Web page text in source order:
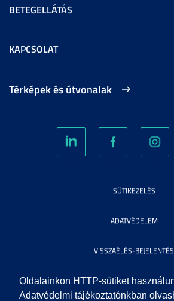
Oldalainkon HTTP-sütiket
Adatvédelmi tájékoztatónkban
BETEGELLÁTÁS
KAPCSOLAT
Térképek és útvonalak
SÜTIKEZELÉS
ADATVÉDELEM
VISSZAÉLÉS-BEJELENTÉS
KÖZÉRDEKŰ ADATOK